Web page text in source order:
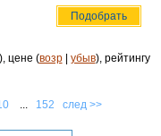
цене (возр| убыв), рейтингу
... 152 след >>